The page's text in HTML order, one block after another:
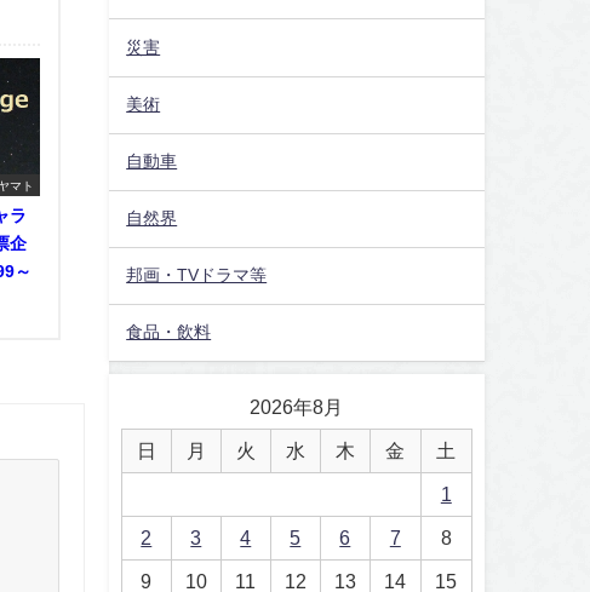
マト
ラ
企
～
災害
美術
自動車
自然界
邦画・TVドラマ等
食品・飲料
2026年8月
日 月 火 水 木 金 土
1
2 3 4 5 6 7 8
9 10 11 12 13 14 15